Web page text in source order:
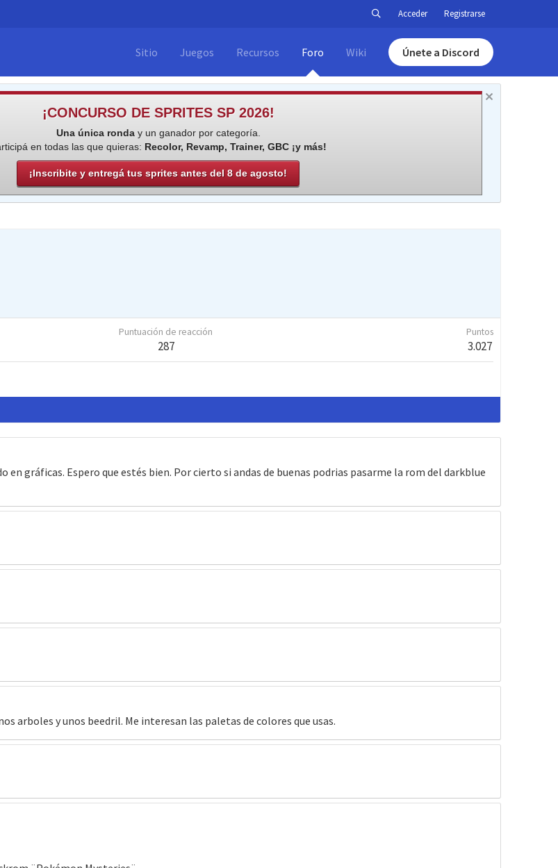
Acceder Registrarse
Sitio Juegos Recursos Foro Wiki Únete a Discord
¡CONCURSO DE SPRITES SP 2026!
Una única ronday un ganador por categoría.
en todas las que quieras: Recolor, Revamp, Trainer, GBC ¡y más!
¡Inscribite y entregá tus sprites antes del 8 de agosto!
Puntuación de reacción
287
Puntos
3.027
en gráficas. Espero que estés bien. Por cierto si andas de buenas podrias pasarme la rom del darkblue
arboles y unos beedril. Me interesan las paletas de colores que usas.